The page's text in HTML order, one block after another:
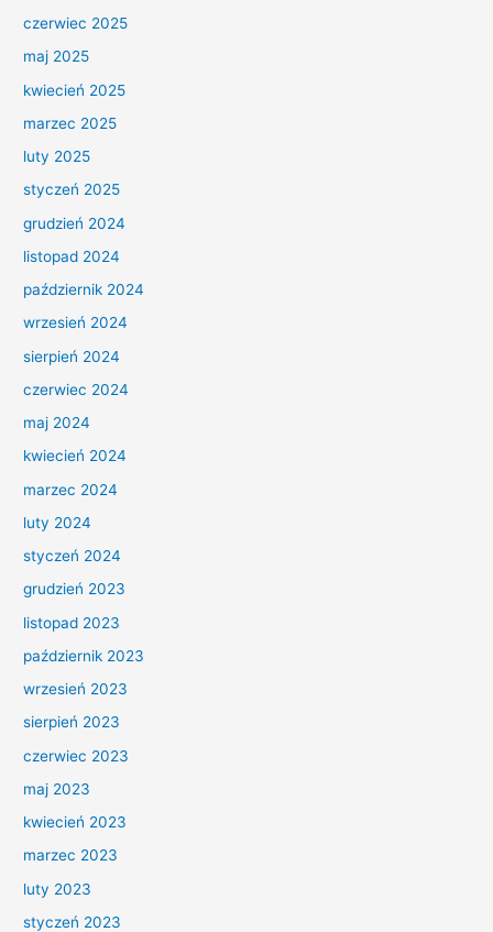
czerwiec 2025
maj 2025
kwiecień 2025
marzec 2025
luty 2025
styczeń 2025
grudzień 2024
listopad 2024
październik 2024
wrzesień 2024
sierpień 2024
czerwiec 2024
maj 2024
kwiecień 2024
marzec 2024
luty 2024
styczeń 2024
grudzień 2023
listopad 2023
październik 2023
wrzesień 2023
sierpień 2023
czerwiec 2023
maj 2023
kwiecień 2023
marzec 2023
luty 2023
styczeń 2023